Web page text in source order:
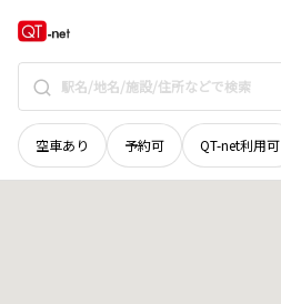
空車あり 予約可 QT-net利用可
京都府